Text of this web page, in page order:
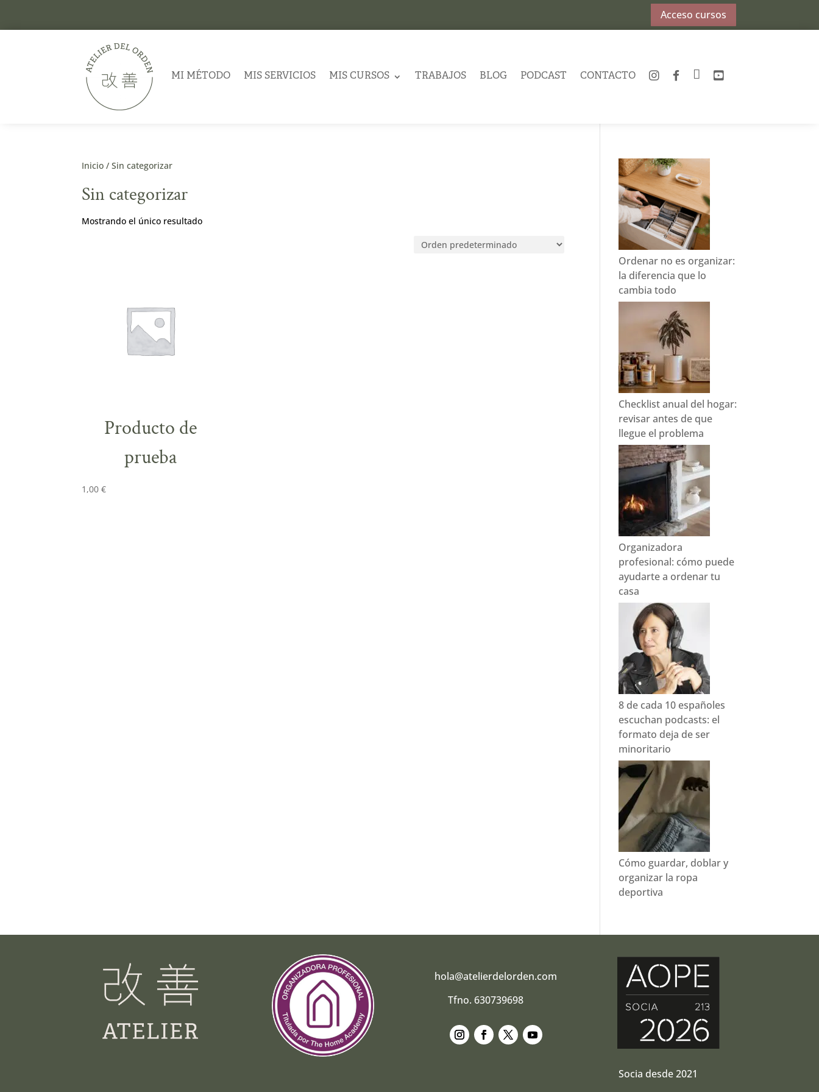
Acceso cursos
MI MÉTODO MIS SERVICIOS MIS CURSOS TRABAJOS BLOG PODCAST CONTACTO INSTAGRAM
FACEBOOK
TWITTERYOUTUBE
Inicio / Sin categorizar
Sin categorizar
Mostrando el único resultado
Producto de
prueba
1,00€
Ordenar no es organizar:
la diferencia que lo
cambia todo
Checklist anual del hogar:
revisar antes de que
llegue el problema
Organizadora
profesional: cómo puede
ayudarte a ordenar tu
casa
8 de cada 10 españoles
escuchan podcasts: el
formato deja de ser
minoritario
Cómo guardar, doblar y
organizar la ropa
deportiva
hola@atelierdelorden.com
Tfno. 630739698
Socia desde 2021